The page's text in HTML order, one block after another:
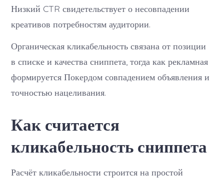
Низкий CTR свидетельствует о несовпадении
креативов потребностям аудитории.
Органическая кликабельность связана от позиции
в списке и качества сниппета, тогда как рекламная
формируется Покердом совпадением объявления и
точностью нацеливания.
Как считается
кликабельность сниппета
Расчёт кликабельности строится на простой